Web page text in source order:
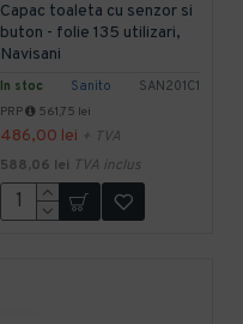
In stoc Sanito SAN201C1
Capac toaleta cu senzor si
buton - folie 135 utilizari,
Navisani
PRP 561,75 lei
486,00 lei + TVA
588,06 lei TVA inclus